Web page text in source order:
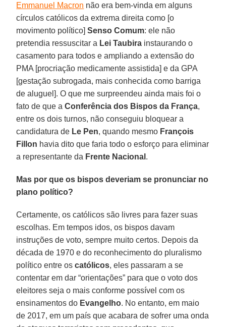
Emmanuel Macron não era bem-vinda em alguns
círculos católicos da extrema direita como [o
movimento político]Senso Comum: ele não
pretendia ressuscitar a Lei Taubira instaurando o
casamento para todos e ampliando a extensão do
PMA [procriação medicamente assistida] e da GPA
[gestação subrogada, mais conhecida como barriga
de aluguel]. O que me surpreendeu ainda mais foi o
fato de que aConferência dos Bispos da França,
entre os dois turnos, não conseguiu bloquear a
candidatura de Le Pen, quando mesmo François
Fillon havia dito que faria todo o esforço para eliminar
a representante da Frente Nacional .
Mas por que os bispos deveriam se pronunciar no
plano político?
Certamente, os católicos são livres para fazer suas
escolhas. Em tempos idos, os bispos davam
instruções de voto, sempre muito certos. Depois da
década de 1970 e do reconhecimento do pluralismo
político entre oscatólicos, eles passaram a se
contentar em dar “orientações” para que o voto dos
eleitores seja o mais conforme possível com os
ensinamentos do Evangelho. No entanto, em maio
de 2017, em um país que acabara de sofrer uma onda